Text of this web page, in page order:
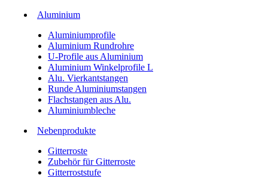
Aluminium
Aluminiumprofile
Aluminium Rundrohre
U-Profile aus Aluminium
Aluminium Winkelprofile L
Alu. Vierkantstangen
Runde Aluminiumstangen
Flachstangen aus Alu.
Aluminiumbleche
Nebenprodukte
Gitterroste
Zubehör für Gitterroste
Gitterroststufe